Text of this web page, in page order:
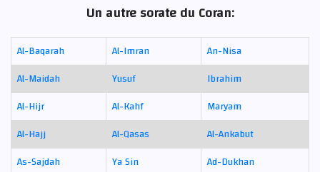
Un autre sorate du Coran:
Al-Baqarah Al-Imran
An-Nisa
Al-Maidah
Yusuf
Ibrahim
Al-Hijr
Al-Kahf
Maryam
Al-Hajj
Al-Qasas
Al-Ankabut
As-Sajdah
Ya Sin
Ad-Dukhan